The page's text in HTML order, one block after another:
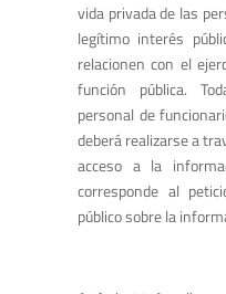
vida privada de las
legítimo interés
relacionen con el
función pública.
personal de
deberá realizarse a
acceso a la
corresponde al
público sobre la